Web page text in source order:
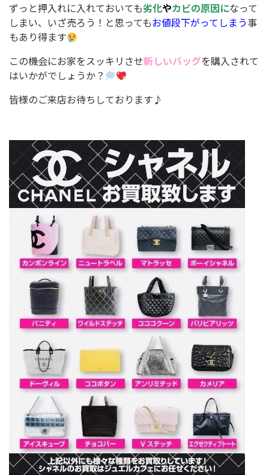
ずっと押入れに入れておいても劣化やカビの原因になって
しまい、いざ売ろう！と思ってもお値段下がってしまう事
もあり得ます
この機会にお家をスッキリさせ新しいバッグを購入されて
はいかがでしょうか？
皆様のご来店お待ちしております♪